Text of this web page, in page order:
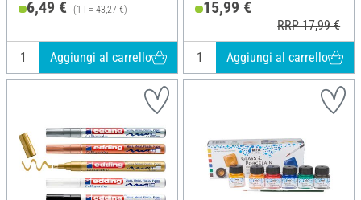
6,49 € (1 l = 43,27 €)
Aggiungi al carrello
15,99 €
RRP 17,99 €
Aggiungi al carrello